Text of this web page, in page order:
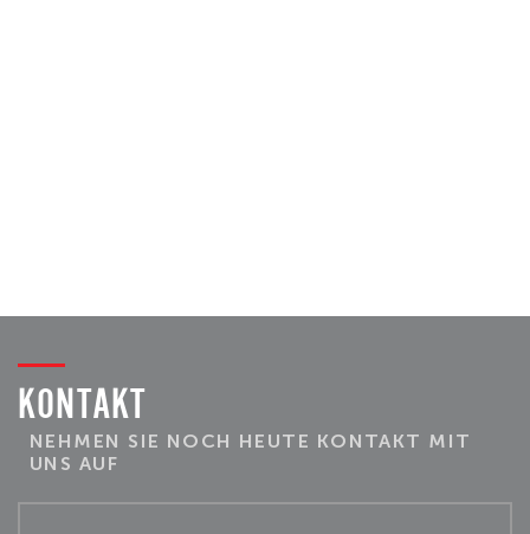
KONTAKT
NEHMEN SIE NOCH HEUTE KONTAKT MIT
UNS AUF